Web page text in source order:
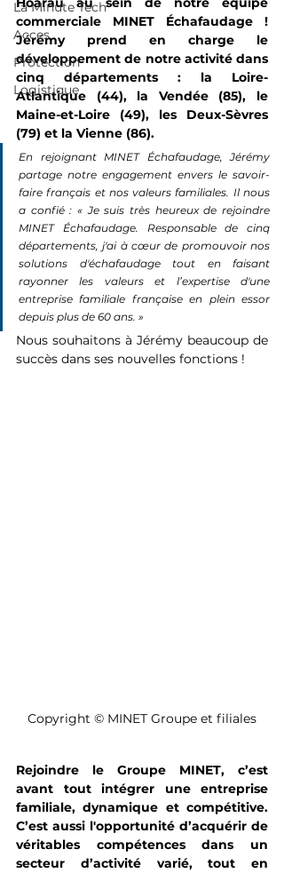
La Minute Tech'
Acces
Protection
Logistique
commerciale MINET Échafaudage !
Jérémy prend en charge le
développement de notre activité dans
cinq départements : la Loire-
Atlantique (44), la Vendée (85), le
Maine-et-Loire (49), les Deux-Sèvres
(79) et la Vienne (86).
En rejoignant MINET Échafaudage, Jérémy
partage notre engagement envers le savoir-
faire français et nos valeurs familiales. Il nous
a confié : « Je suis très heureux de rejoindre
MINET Échafaudage. Responsable de cinq
départements, j'ai à cœur de promouvoir nos
solutions d'échafaudage tout en faisant
rayonner les valeurs et l’expertise d'une
entreprise familiale française en plein essor
depuis plus de 60 ans. »
Nous souhaitons à Jérémy beaucoup de
succès dans ses nouvelles fonctions !
Copyright © MINET Groupe et filiales
Rejoindre le Groupe MINET, c’est
avant tout intégrer une entreprise
familiale, dynamique et compétitive.
C’est aussi l'opportunité d’acquérir de
véritables compétences dans un
secteur d’activité varié, tout en